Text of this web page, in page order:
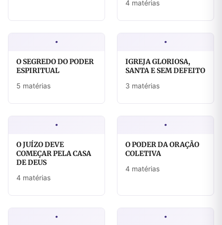
4 matérias
·
O SEGREDO DO PODER
ESPIRITUAL
5 matérias
·
IGREJA GLORIOSA,
SANTA E SEM DEFEITO
3 matérias
·
O JUÍZO DEVE
COMEÇAR PELA CASA
DE DEUS
4 matérias
·
O PODER DA ORAÇÃO
COLETIVA
4 matérias
· ·